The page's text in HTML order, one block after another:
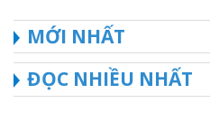
MỚI NHẤT
ĐỌC NHIỀU NHẤT